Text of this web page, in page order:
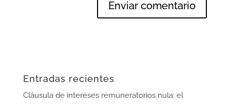
Entradas recientes
Cláusula de intereses remuneratorios nula: el